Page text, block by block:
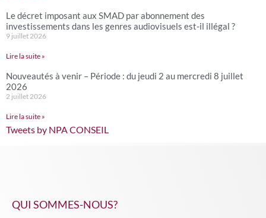
Le décret imposant aux SMAD par abonnement des
investissements dans les genres audiovisuels est-il illégal ?
9 juillet 2026
Lire la suite »
Nouveautés à venir – Période : du jeudi 2 au mercredi 8 juillet
2026
2 juillet 2026
Lire la suite »
Tweets by NPA CONSEIL
QUI SOMMES-NOUS?